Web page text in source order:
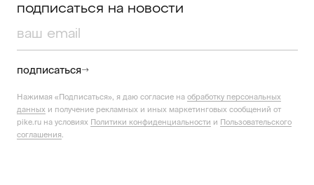
подписаться на новости
подписаться
Нажимая «Подписаться», я даю согласие на обработку персональных
данных и получение рекламных и иных маркетинговых сообщений от
pike.ru на условиях Политики конфиденциальности и Пользовательского
соглашения